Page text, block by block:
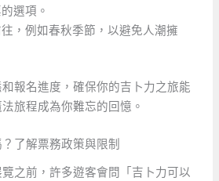
選項。
，例如春秋季節，以避免人潮擁
報名進度，確保你的吉卜力之旅能
旅程成為你難忘的回憶。
了解票務政策與限制
之前，許多遊客會問「吉卜力可以